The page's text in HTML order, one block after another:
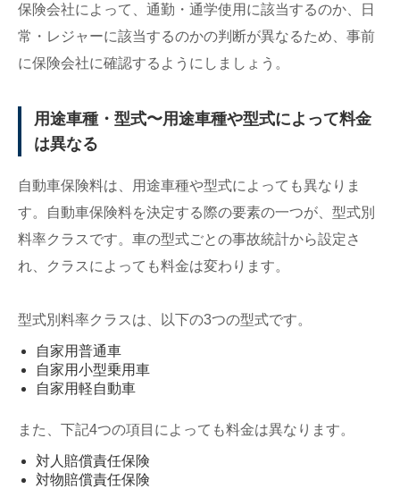
保険会社によって、通勤・通学使用に該当するのか、日
常・レジャーに該当するのかの判断が異なるため、事前
に保険会社に確認するようにしましょう。
用途車種・型式〜用途車種や型式によって料金
は異なる
自動車保険料は、用途車種や型式によっても異なりま
す。自動車保険料を決定する際の要素の一つが、型式別
料率クラスです。車の型式ごとの事故統計から設定さ
れ、クラスによっても料金は変わります。
型式別料率クラスは、以下の3つの型式です。
自家用普通車
自家用小型乗用車
自家用軽自動車
また、下記4つの項目によっても料金は異なります。
対人賠償責任保険
対物賠償責任保険